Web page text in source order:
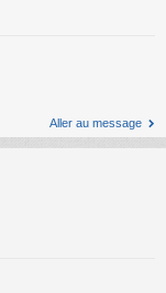
Aller au message